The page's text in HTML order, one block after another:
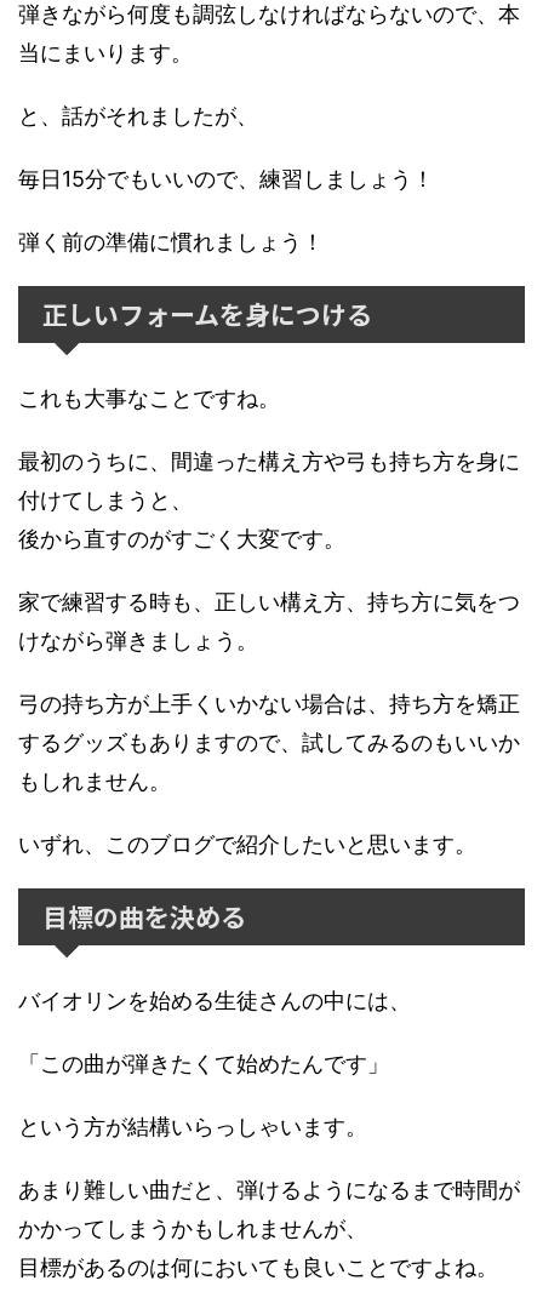
弾きながら何度も調弦しなければならないので、本
当にまいります。
と、話がそれましたが、
毎日15分でもいいので、練習しましょう！
弾く前の準備に慣れましょう！
正しいフォームを身につける
これも大事なことですね。
最初のうちに、間違った構え方や弓も持ち方を身に
付けてしまうと、
後から直すのがすごく大変です。
家で練習する時も、正しい構え方、持ち方に気をつ
けながら弾きましょう。
弓の持ち方が上手くいかない場合は、持ち方を矯正
するグッズもありますので、試してみるのもいいか
もしれません。
いずれ、このブログで紹介したいと思います。
目標の曲を決める
バイオリンを始める生徒さんの中には、
「この曲が弾きたくて始めたんです」
という方が結構いらっしゃいます。
あまり難しい曲だと、弾けるようになるまで時間が
かかってしまうかもしれませんが、
目標があるのは何においても良いことですよね。